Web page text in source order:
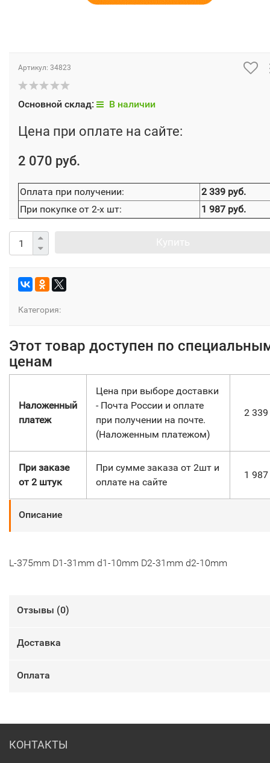
Артикул: 34823
Основной склад: В наличии
Цена при оплате на сайте:
2 070 руб.
Оплата при получении:
2 339 руб.
При покупке от 2-х шт:
1 987 руб.
Категория:
Этот товар доступен по
ценам
Наложенный
платеж
Цена при выборе доставки
- Почта России и оплате
при получении на почте.
(Наложенным платежом)
2 339
При заказе
от 2 штук
При сумме заказа от 2шт и
оплате на сайте
1 987
Описание
L-375mm D1-31mm d1-10mm D2-31mm d2-10mm
Отзывы (0)
Доставка
Оплата
КОНТАКТЫ